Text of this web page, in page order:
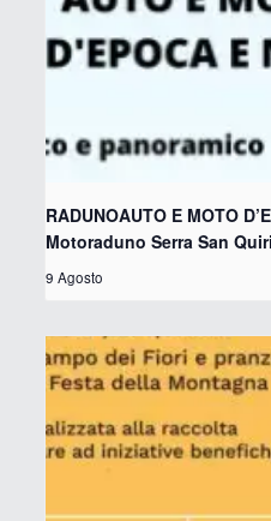
RADUNOAUTO E MOTO
Motoraduno Serra San
9 Agosto